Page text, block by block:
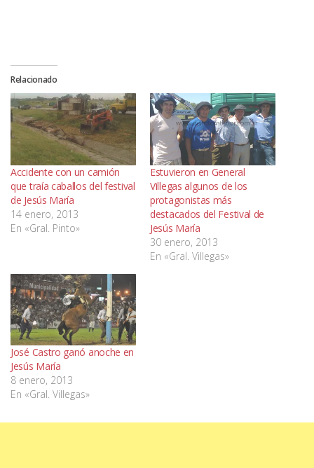
Relacionado
Accidente con un camión
que traía caballos del festival
de Jesús María
14 enero, 2013
En «Gral. Pinto»
Estuvieron en General
Villegas algunos de los
protagonistas más
destacados del Festival de
Jesús María
30 enero, 2013
En «Gral. Villegas»
José Castro ganó anoche en
Jesús María
8 enero, 2013
En «Gral. Villegas»